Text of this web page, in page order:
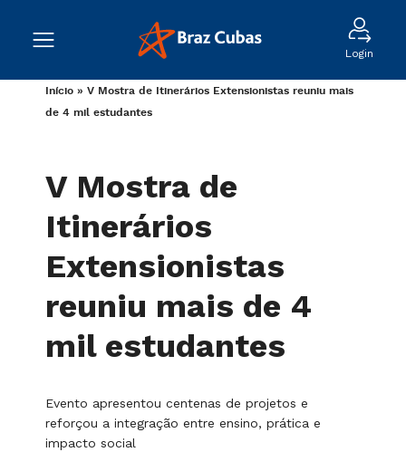
Login
Início » V Mostra de Itinerários Extensionistas reuniu mais
de 4 mil estudantes
V Mostra de
Itinerários
Extensionistas
reuniu mais de 4
mil estudantes
Evento apresentou centenas de projetos e
reforçou a integração entre ensino, prática e
impacto social